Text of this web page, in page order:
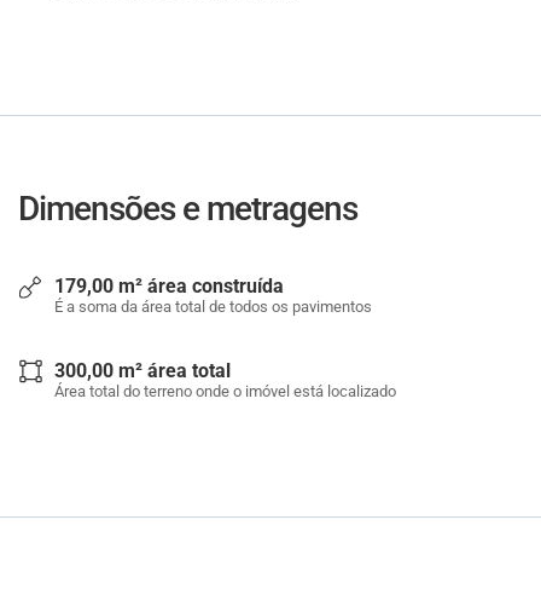
Dimensões e metragens
179,00 m² área construída
É a soma da área total de todos os pavimentos
300,00 m² área total
Área total do terreno onde o imóvel está localizado